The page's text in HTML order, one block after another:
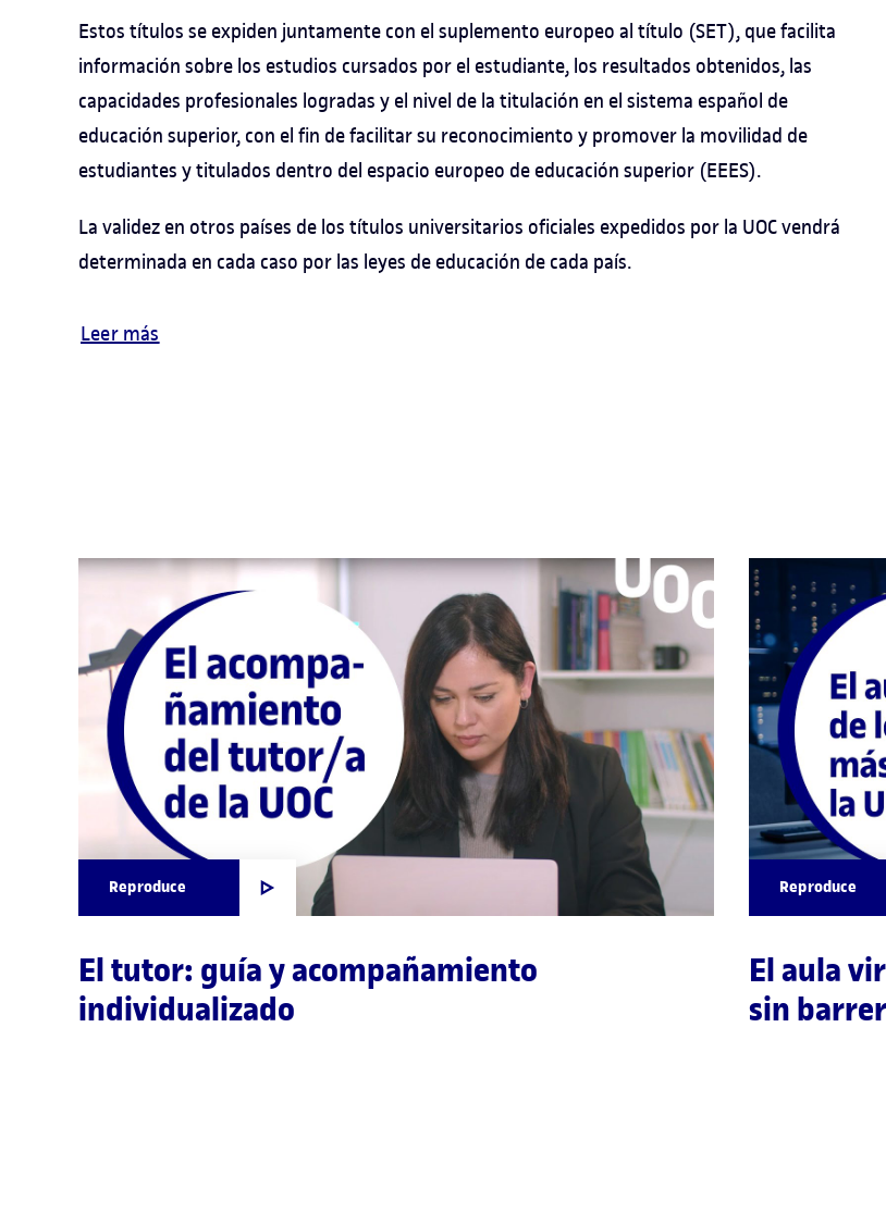
Estos títulos se expiden juntamente con el suplemento europeo al título (SET), que facilita
información sobre los estudios cursados por el estudiante, los resultados obtenidos, las
capacidades profesionales logradas y el nivel de la titulación en el sistema español de
educación superior, con el fin de facilitar su reconocimiento y promover la movilidad de
estudiantes y titulados dentro del espacio europeo de educación superior (EEES).
La validez en otros países de los títulos universitarios oficiales expedidos por la UOC vendrá
determinada en cada caso por las leyes de educación de cada país.
Leer más
Reproduce
El tutor: guía y acompañamiento
individualizado
Reproduce
El aula
sin